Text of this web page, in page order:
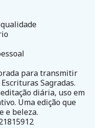
para transmitir
Sagradas.
diária, uso em
Uma edição que
e beleza.